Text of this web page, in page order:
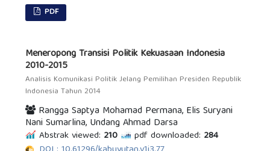
PDF
Meneropong Transisi Politik Kekuasaan Indonesia
2010-2015
Analisis Komunikasi Politik Jelang Pemilihan Presiden Republik
Indonesia Tahun 2014
Rangga Saptya Mohamad Permana, Elis Suryani
Nani Sumarlina, Undang Ahmad Darsa
Abstrak viewed: 210 pdf downloaded: 284